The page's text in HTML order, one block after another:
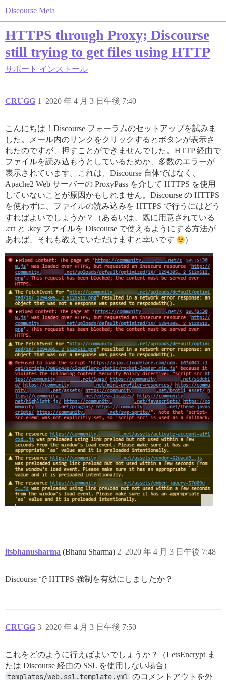
Discourse Meta
HTTPS through Proxy; Discourse
still trying to get files using HTTP
サポート インストール
CRUGG 2020 年 4 月 3 日午後 7:40
1
こんにちは！Discourse フォーラムのセットアップを試みま
した。メール内のリンクをクリックするとボタンが表示さ
れたのですが、押すことができませんでした。HTTP 経由で
ファイルを読み込もうとしているためか、多数のエラーが
表示されています。これは、Discourse 自体ではなく、
Apache2 Web サーバーの ProxyPass を介して HTTPS を使用
していないことが原因かもしれません。Discourse の HTTPS
を使わずに、ファイルの読み込みを HTTPS で行うにはどう
すればよいでしょうか？（あるいは、既に用意されている
.crt と .key ファイルを Discourse で使えるようにする方法が
あれば、それも教えていただけますと幸いです
）
itsbhanusharma (Bhanu Sharma) 2020 年 4 月 3 日午後 7:48
2
Discourse で HTTPS 強制を有効にしましたか？
CRUGG 2020 年 4 月 3 日午後 7:50
3
これをどのように行えばよいでしょうか？（LetsEncrypt ま
たは Discourse 経由の SSL を使用しない場合）
templates/web.ssl.template.yml のコメントアウトを外